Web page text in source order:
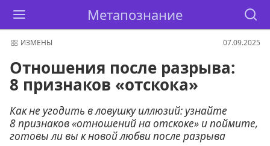
Метапознание
ИЗМЕНЫ 07.09.2025
Отношения после разрыва:
8 признаков «отскока»
Как не угодить в ловушку иллюзий: узнайте
8 признаков «отношений на отскоке» и поймите,
готовы ли вы к новой любви после разрыва